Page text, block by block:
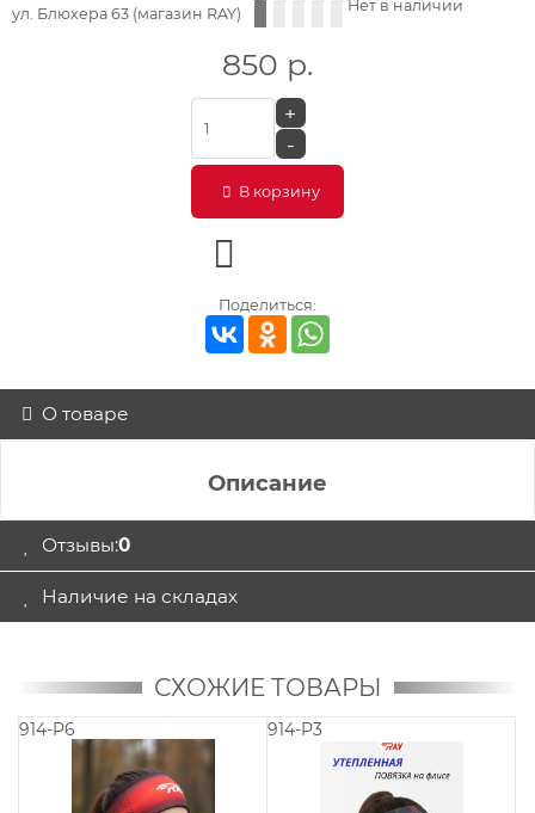
ул. Блюхера 63 (магазин RAY) Нет в наличии
850 р.
+
-
В корзину
Поделиться:
О товаре
Описание
Отзывы:0
Наличие на складах
СХОЖИЕ ТОВАРЫ
914-P6 914-P3